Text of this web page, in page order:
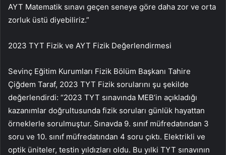
AYT Matematik sınavı geçen seneye göre daha zor ve orta
zorluk üstü diyebiliriz.”
2023 TYT Fizik ve AYT Fizik Değerlendirmesi
Sevinç Eğitim Kurumları Fizik Bölüm Başkanı Tahire
Çiğdem Taraf, 2023 TYT Fizik sorularını şu şekilde
değerlendirdi: “2023 TYT sınavında MEB’in açıkladığı
kazanımlar doğrultusunda fizik soruları günlük hayattan
örneklerle sorulmuştur. Sınavda 9. sınıf müfredatından 3
soru ve 10. sınıf müfredatından 4 soru çıktı. Elektrikli ve
optik üniteler, testin yıldızları oldu. Bu yılki TYT sınavının